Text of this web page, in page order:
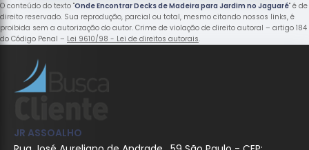
O conteúdo do texto "Onde Encontrar Decks de Madeira para Jardim no Jaguaré" é de
direito reservado. Sua reprodução, parcial ou total, mesmo citando nossos links, é
proibida sem a autorização do autor. Crime de violação de direito autoral – artigo 184
do Código Penal – Lei 9610/98 - Lei de direitos autorais.
JR ASSOALHO